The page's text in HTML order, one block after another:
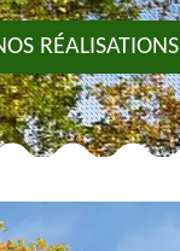
RÉALISATIONS